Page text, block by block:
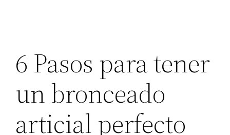
6 Pasos para tener
un bronceado
articial perfecto